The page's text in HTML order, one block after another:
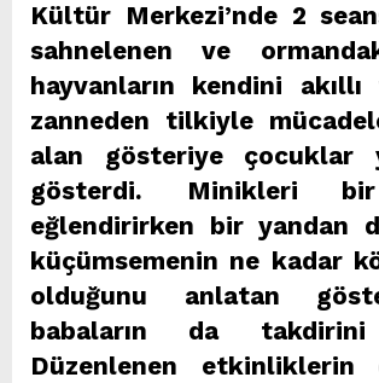
Kültür Merkezi’nde 2
sahnelenen ve
hayvanların kendini
zanneden tilkiyle
alan gösteriye çocuklar
gösterdi. Minikleri
eğlendirirken bir yandan
küçümsemenin ne kadar
olduğunu anlatan
babaların da takdirini
Düzenlenen etkinliklerin